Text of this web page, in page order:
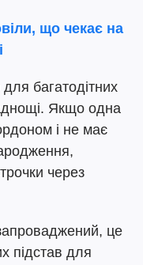
що чекає на
багатодітних
Якщо одна
і не має
через
це
підстав для